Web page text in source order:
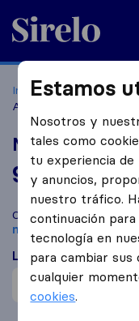
Sirelo.es
Inicio Empresas de
Alicante
Mudanzas
9,5
reseñas de
Compara Mudanzas
mudanzas
Alicante
Lo que dicen los
Cuidadosos con
Estamos
Nosotros y
tales como
tu experiencia de
y anuncios,
nuestro tráfico.
continuación
tecnología en
para cambiar sus
cualquier
cookies.